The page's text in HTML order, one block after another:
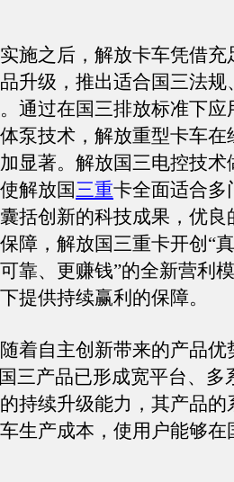
之后，解放卡车凭借充
升级，推出适合国三法规
通过在国三排放标准下应
泵技术，解放重型卡车在
显著。解放国三电控技术
解放国三重卡全面适合多
括创新的科技成果，优良
障，解放国三重卡开创“
靠、更赚钱”的全新营利
提供持续赢利的保障。
自主创新带来的产品优
三产品已形成宽平台、多
持续升级能力，其产品的
生产成本，使用户能够在